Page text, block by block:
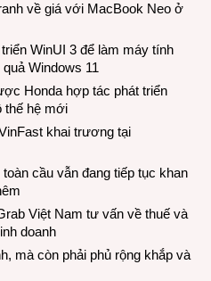
về giá với MacBook Neo ở
WinUI 3 để làm máy tính
Windows 11
Honda hợp tác phát triển
thế hệ mới
khai trương tại
cầu vẫn đang tiếp tục khan
Việt Nam tư vấn về thuế và
doanh
mà còn phải phủ rộng khắp và